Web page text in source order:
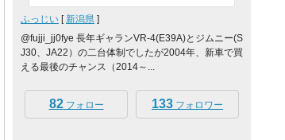
ふっじい [新潟県 ]
@fujji_jj0fye 長年ギャランVR-4(E39A)とジムニー(S
J30、JA22）の二台体制でしたが2004年、新車で買
える最後のチャンス（2014～...
82フォロー 133 フォロワー